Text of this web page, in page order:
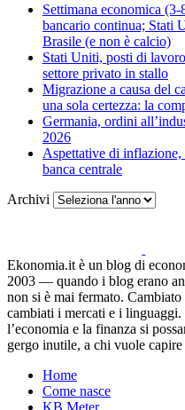
Settimana economica
bancario continua; Stati
Brasile (e non è calcio)
Stati Uniti, posti di
settore privato in stallo
Migrazione a causa del
una sola certezza: la
Germania, ordini
2026
Aspettative di
banca centrale
Archivi
Ekonomia.it è un blog di
2003 — quando i blog erano
non si è mai fermato.
cambiati i mercati e i
l’economia e la finanza si
gergo inutile, a chi vuole capire
Home
Come nasce
KB Meter